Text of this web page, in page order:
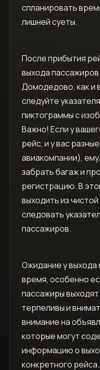
спланировать
лишней суеты.
После прибытия
выхода
Домодедово, как и
следуйте
пиктограммы с
Важно! Если у
рейс, и у вас
авиакомпании),
забрать багаж и
регистрацию. В
выходить из
следовать
пассажиров.
Ожидание у
время, особенно
пассажиры
терпеливы и
внимание на
которые могут
информацию о
конкретного